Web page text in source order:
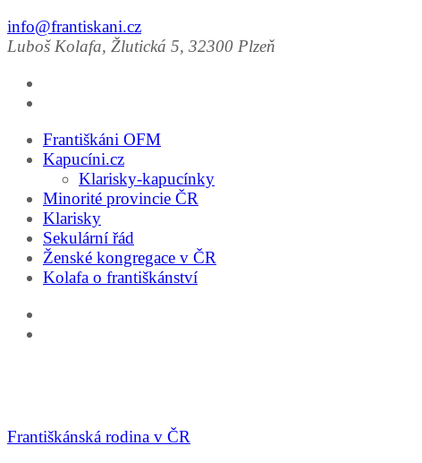
info@frantiskani.cz
Luboš Kolafa, Žlutická 5, 32300 Plzeň
Františkáni OFM
Kapucíni.cz
Klarisky-kapucínky
Minorité provincie ČR
Klarisky
Sekulární řád
Ženské kongregace v ČR
Kolafa o františkánství
Františkánská rodina v ČR